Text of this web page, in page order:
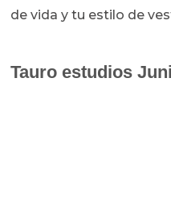
de vida y tu estilo de
Tauro estudios